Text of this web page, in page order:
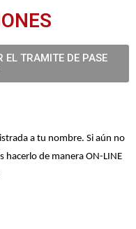
EL TRAMITE DE PASE
a tu nombre. Si aún no
hacerlo de manera ON-LINE